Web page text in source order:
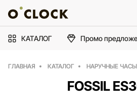
КАТАЛОГ Промо
ГЛАВНАЯ КАТАЛОГ НАРУЧНЫЕ ЧАСЫ
FOSSIL